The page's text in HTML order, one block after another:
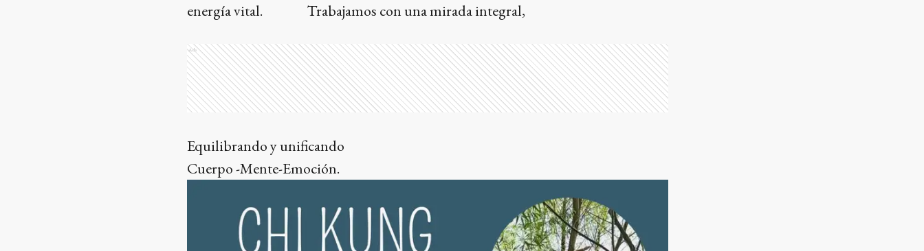
energía vital. Trabajamos con una mirada integral,
Ads
Equilibrando y unificando
Cuerpo -Mente-Emoción.